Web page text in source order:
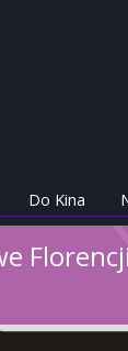
Do Kina